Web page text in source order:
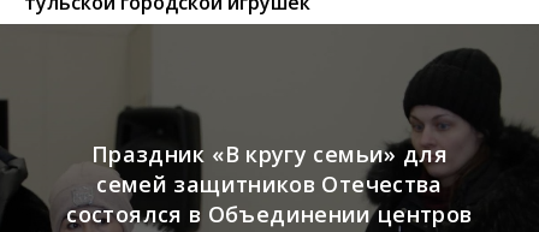
Праздник «В кругу семьи» для
семей защитников Отечества
состоялся в Объединении центров